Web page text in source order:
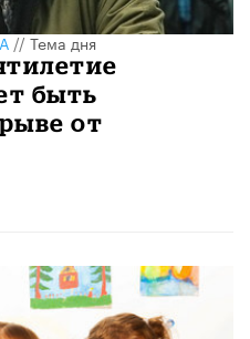
//Тема дня
быть
от